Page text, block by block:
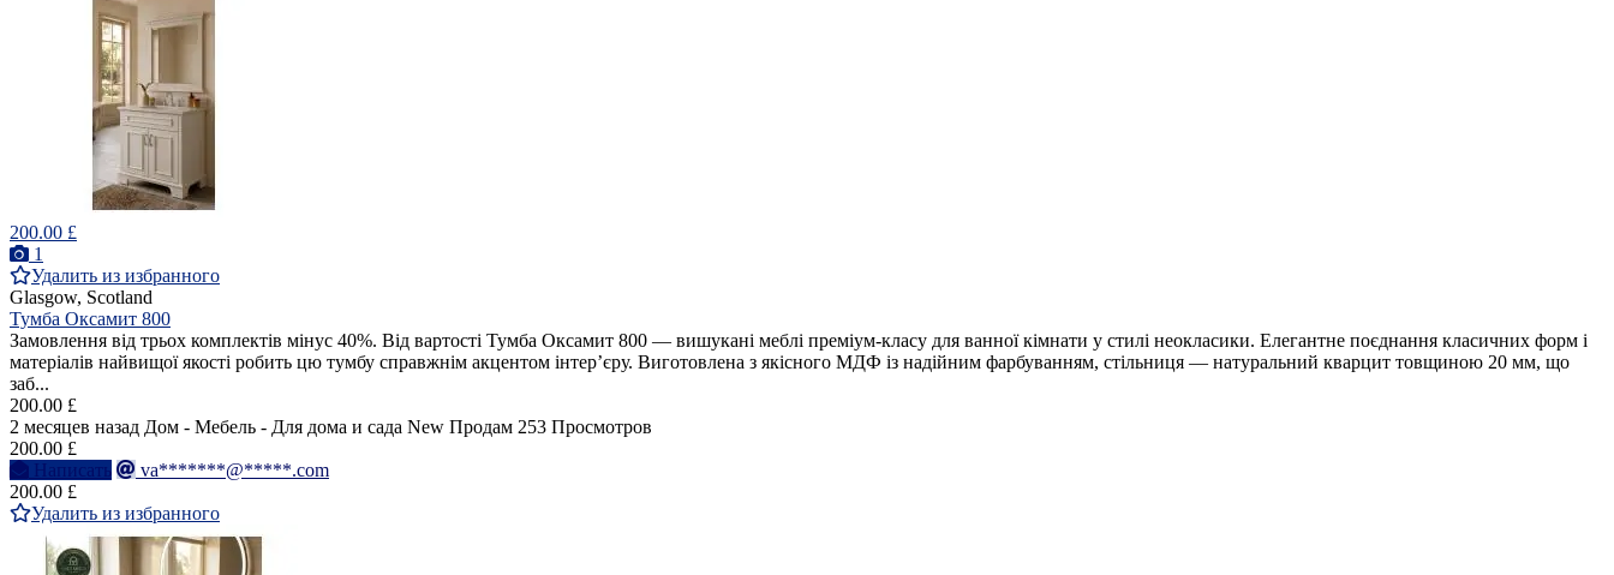
200.00 £
1
Удалить из избранного
Glasgow, Scotland
Тумба Оксамит 800
Замовлення від трьох комплектів мінус 40%. Від вартості Тумба Оксамит 800 — вишукані меблі преміум-класу для ванної кімнати у стилі неокласики. Елегантне поєднання класичних форм і
матеріалів найвищої якості робить цю тумбу справжнім акцентом інтер’єру. Виготовлена з якісного МДФ із надійним фарбуванням, стільниця — натуральний кварцит товщиною 20 мм, що
заб...
200.00 £
2 месяцев назад Дом - Мебель - Для дома и сада New Продам 253 Просмотров
200.00 £
Написать
va*******@*****.com
200.00 £
Удалить из избранного